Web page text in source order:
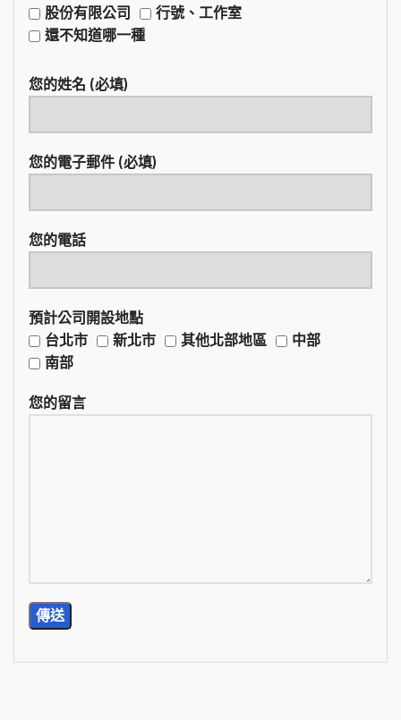
股份有限公司
行號、工作室
還不知道哪一種
您的姓名 (必填)
您的電子郵件 (必填)
您的電話
預計公司開設地點
台北市
新北市 其他北部地區
中部
南部
您的留言